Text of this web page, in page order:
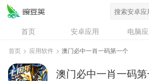
首页 安卓应用 电脑
资讯
专题
问答
首页 > 应用软件 > 澳门必中一肖一码第一个
澳门必中一肖一码